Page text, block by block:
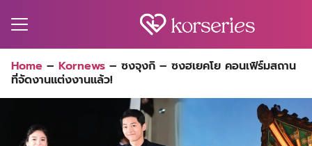
for:
Home – Kornews – ซงจุงกิ – ซงฮเยคโย คอนเฟิร์มสถาน
ที่จัดงานแต่งงานแล้ว!